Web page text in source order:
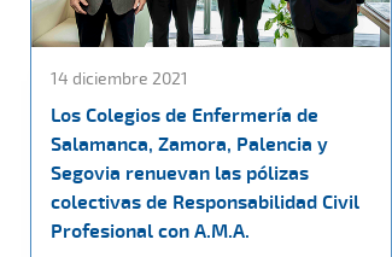
14 diciembre 2021
Los Colegios de Enfermería de
Salamanca, Zamora, Palencia y
Segovia renuevan las pólizas
colectivas de Responsabilidad Civil
Profesional con A.M.A.